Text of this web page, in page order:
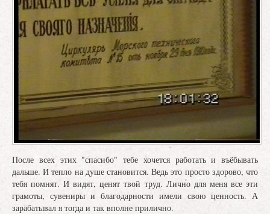
После всех этих "спасибо" тебе хочется работать и въёбывать
дальше. И тепло на душе становится. Ведь это просто здорово, что
тебя помнят. И видят, ценят твой труд. Лично для меня все эти
грамоты, сувениры и благодарности имели свою ценность. А
зарабатывал я тогда и так вполне прилично.